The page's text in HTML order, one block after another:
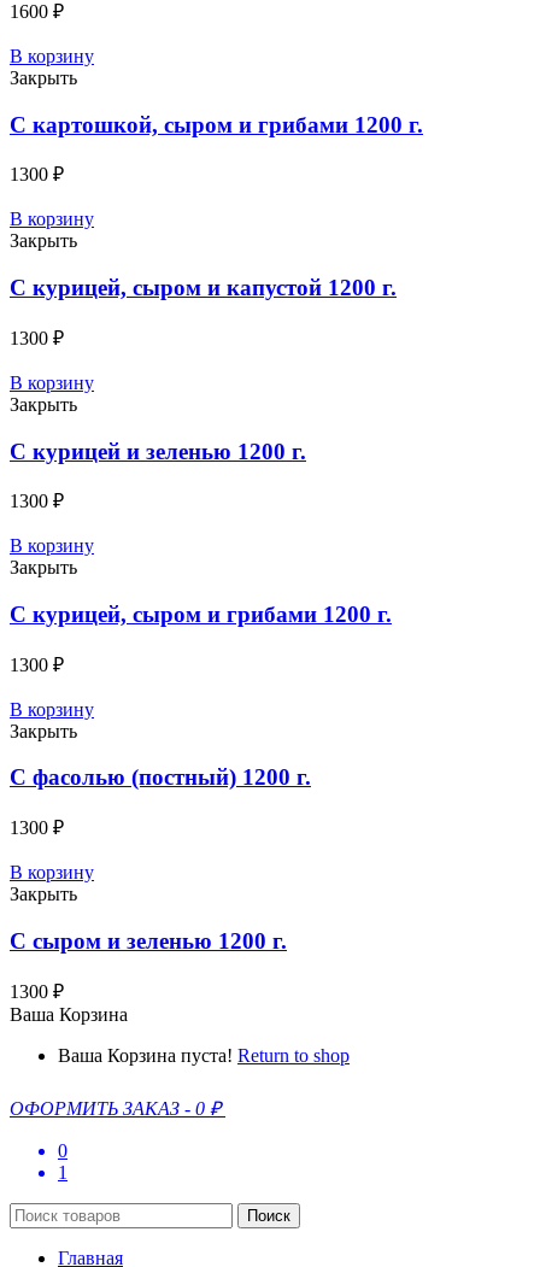
1600 ₽
В корзину
Закрыть
C картошкой, сыром и грибами 1200 г.
1300 ₽
В корзину
Закрыть
C курицей, сыром и капустой 1200 г.
1300 ₽
В корзину
Закрыть
C курицей и зеленью 1200 г.
1300 ₽
В корзину
Закрыть
C курицей, сыром и грибами 1200 г.
1300 ₽
В корзину
Закрыть
C фасолью (постный) 1200 г.
1300 ₽
В корзину
Закрыть
С сыром и зеленью 1200 г.
1300 ₽
Ваша Корзина
Ваша Корзина пуста! Return to shop
ОФОРМИТЬ ЗАКАЗ - 0 ₽
0
1
Поиск
Главная